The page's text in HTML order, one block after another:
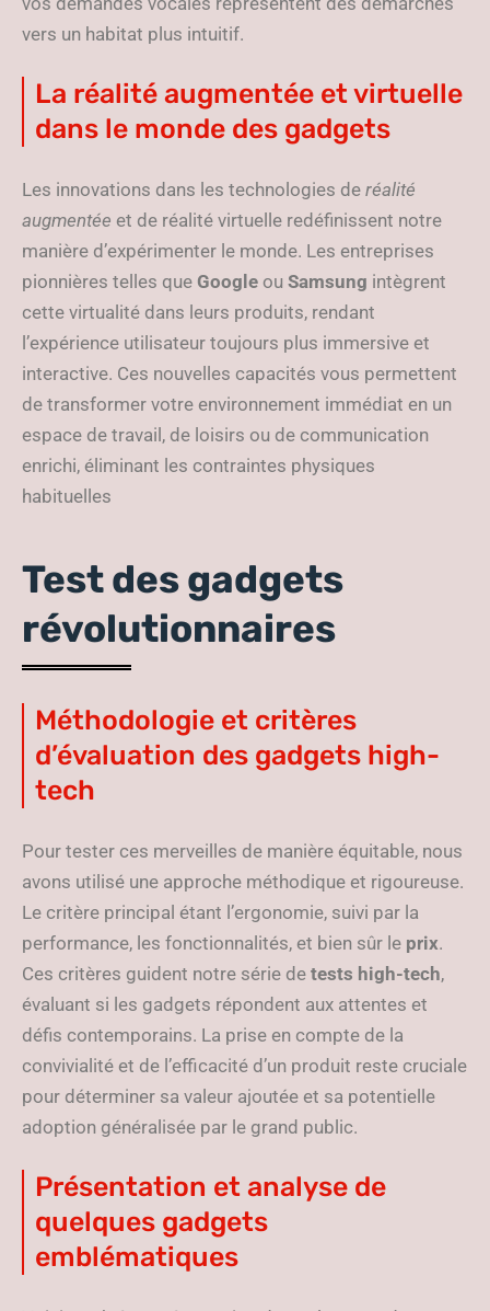
vers un habitat plus intuitif.
La réalité augmentée et virtuelle
dans le monde des gadgets
Les innovations dans les technologies de réalité
augmentée et de réalité virtuelle redéfinissent notre
manière d’expérimenter le monde. Les entreprises
pionnières telles que Google ou Samsung intègrent
cette virtualité dans leurs produits, rendant
l’expérience utilisateur toujours plus immersive et
interactive. Ces nouvelles capacités vous permettent
de transformer votre environnement immédiat en un
espace de travail, de loisirs ou de communication
enrichi, éliminant les contraintes physiques
habituelles
Test des gadgets
révolutionnaires
Méthodologie et critères
d’évaluation des gadgets high-
tech
Pour tester ces merveilles de manière équitable, nous
avons utilisé une approche méthodique et rigoureuse.
Le critère principal étant l’ergonomie, suivi par la
performance, les fonctionnalités, et bien sûr le prix.
Ces critères guident notre série de tests high-tech,
évaluant si les gadgets répondent aux attentes et
défis contemporains. La prise en compte de la
convivialité et de l’efficacité d’un produit reste cruciale
pour déterminer sa valeur ajoutée et sa potentielle
adoption généralisée par le grand public.
Présentation et analyse de
quelques gadgets
emblématiques